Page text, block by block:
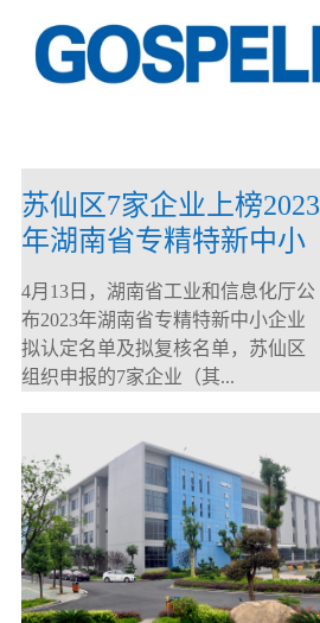
苏仙区7家企业上榜2023
年湖南省专精特新中小
企业
4月13日，湖南省工业和信息化厅公
布2023年湖南省专精特新中小企业
拟认定名单及拟复核名单，苏仙区
组织申报的7家企业（其...